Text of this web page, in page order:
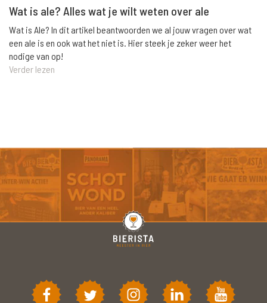
Wat is ale? Alles wat je wilt weten over ale
Wat is Ale? In dit artikel beantwoorden we al jouw vragen over wat
een ale is en ook wat het niet is. Hier steek je zeker weer het
nodige van op!
Verder lezen